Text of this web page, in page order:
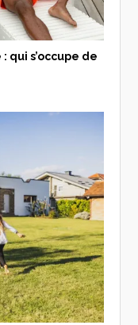
qui s’occupe de